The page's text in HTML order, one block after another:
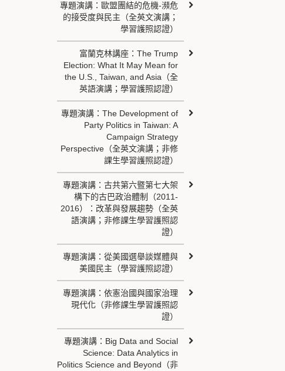
專題演講：歐盟團結的危機-瀕危
的接受度與民主（全英文演講；
學習護照認證）
富蘭克林講座：The Trump
Election: What It May Mean for
the U.S., Taiwan, and Asia（全
英語演講；學習護照認證）
專題演講：The Development of
Party Politics in Taiwan: A
Campaign Strategy
Perspective（全英文演講；非修
課生學習護照認證）
專題演講：古共第六暨第七大架
構下的古巴政治體制（2011-
2016）：改革與發展趨勢（全英
語演講；非修課生學習護照認
證）
專題演講：從美國選舉談媒體與
美國民主（學習護照認證）
專題演講：依憲治國與國家治理
現代化（非修課生學習護照認
證）
專題演講：Big Data and Social
Science: Data Analytics in
Politics Science and Beyond（非